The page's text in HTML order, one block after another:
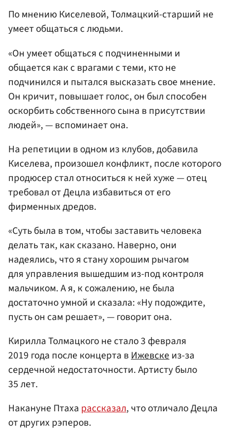
По мнению Киселевой, Толмацкий-старший не
умеет общаться с людьми.
«Он умеет общаться с подчиненными и
общается как с врагами с теми, кто не
подчинился и пытался высказать свое мнение.
Он кричит, повышает голос, он был способен
оскорбить собственного сына в присутствии
людей», — вспоминает она.
На репетиции в одном из клубов, добавила
Киселева, произошел конфликт, после которого
продюсер стал относиться к ней хуже — отец
требовал от Децла избавиться от его
фирменных дредов.
«Суть была в том, чтобы заставить человека
делать так, как сказано. Наверно, они
надеялись, что я стану хорошим рычагом
для управления вышедшим из-под контроля
мальчиком. А я, к сожалению, не была
достаточно умной и сказала: «Ну подождите,
пусть он сам решает», — говорит она.
Кирилла Толмацкого не стало 3 февраля
2019 года после концерта вИжевскеиз-за
сердечной недостаточности. Артисту было
35 лет.
Накануне Птаха рассказал, что отличало Децла
от других рэперов.